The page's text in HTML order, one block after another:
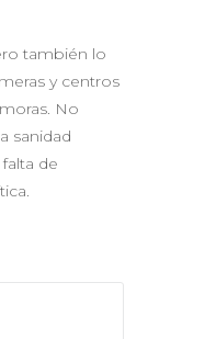
también lo
y centros
No
sanidad
de